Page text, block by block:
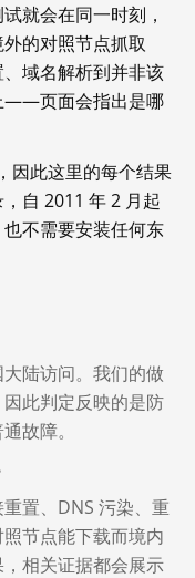
就会在同一时刻，
的对照节点抓取
域名解析到并非该
——页面会指出是哪
因此这里的每个结果
自 2011 年 2 月起
不需要安装任何东
陆访问。我们的做
此判定反映的是防
故障。
置、DNS 污染、重
节点能下载而境内
相关证据都会展示